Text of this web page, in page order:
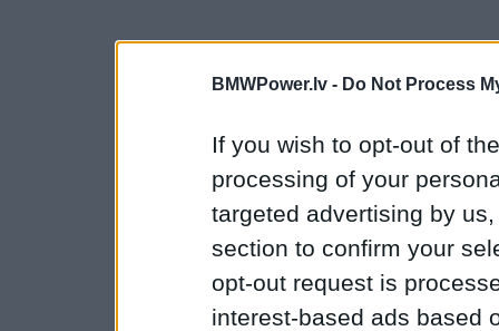
BMWPower.lv - Do Not Process
If you wish to opt-out of
processing of your
targeted advertising by
section to confirm your
opt-out request is
interest-based ads based